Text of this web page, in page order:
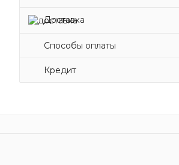
Доставка
Способы оплаты
Кредит